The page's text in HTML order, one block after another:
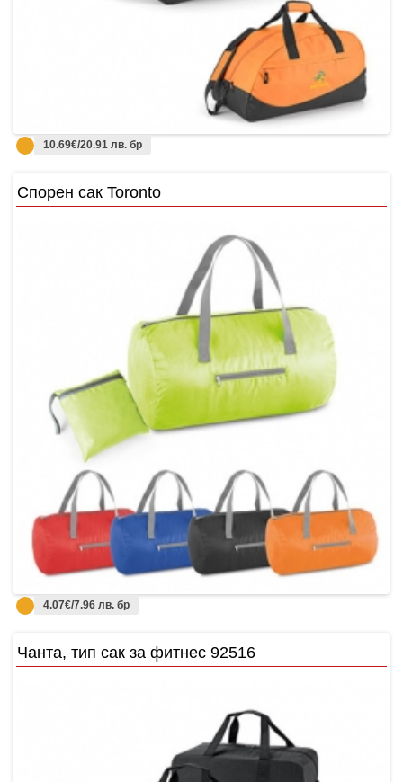
10.69€/20.91 лв. бр
Спорен сак Toronto
4.07€/7.96 лв. бр
Чанта, тип сак за фитнес 92516